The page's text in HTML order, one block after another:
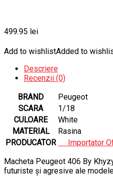
499.95 lei
Add to wishlistAdded to
Descriere
Recenzii (0)
BRAND
Peugeot
SCARA
1/18
CULOARE
White
MATERIAL
Rasina
PRODUCATOR
Importator
Macheta Peugeot 406 By
futuriste și agresive ale